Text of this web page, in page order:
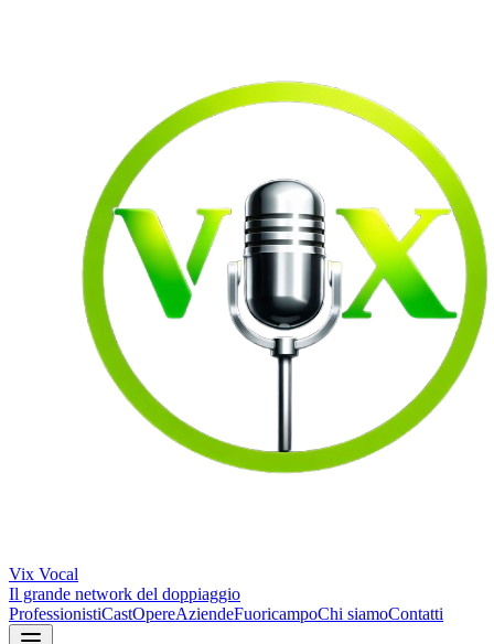
Vix Vocal
Il grande network del doppiaggio
ProfessionistiCastOpereAziendeFuoricampoChi siamoContatti